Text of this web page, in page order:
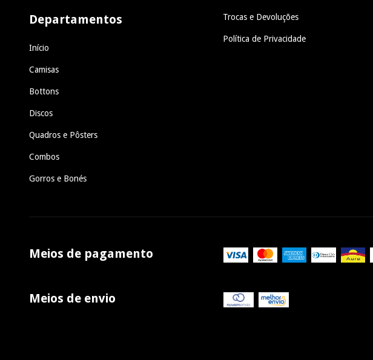
Departamentos
Início
Camisas
Bottons
Discos
Quadros e Pôsters
Combos
Gorros e Bonés
Trocas e Devoluções
Política de Privacidade
Meios de pagamento
Meios de envio